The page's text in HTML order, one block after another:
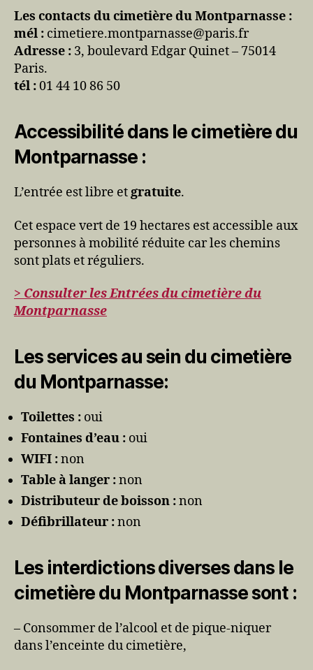
Les contacts du cimetière du Montparnasse :
mél : cimetiere.montparnasse@paris.fr
Adresse : 3, boulevard Edgar Quinet – 75014
Paris.
tél :01 44 10 86 50
Accessibilité dans le cimetière du
Montparnasse :
L’entrée est libre etgratuite.
Cet espace vert de 19 hectares est accessible aux
personnes à mobilité réduite car les chemins
sont plats et réguliers.
> Consulter les Entrées du cimetière du
Montparnasse
Les services au sein du cimetière
du Montparnasse:
Toilettes : oui
Fontaines d’eau : oui
WIFI :non
Table à langer :non
Distributeur de boisson :non
Défibrillateur :non
Les interdictions diverses dans le
cimetière du Montparnasse sont :
– Consommer de l’alcool et de pique-niquer
dans l’enceinte du cimetière,